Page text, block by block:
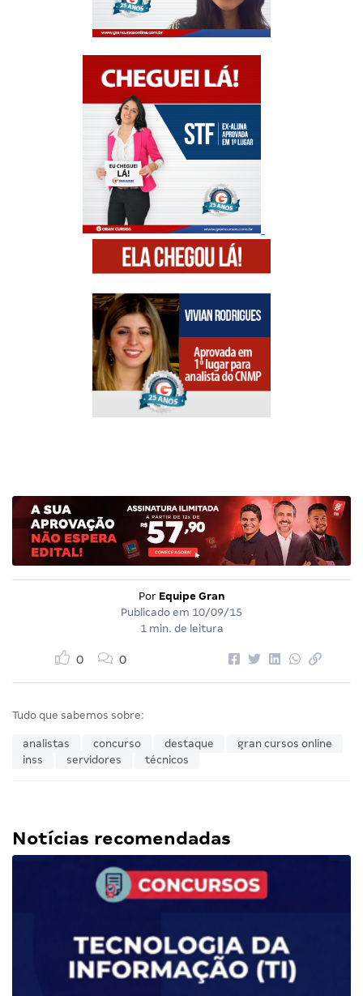
Por Equipe Gran
Publicado em 10/09/15
1 min. de leitura
0 0
Tudo que sabemos sobre:
analistas concurso destaque
gran cursos online
inss
servidores técnicos
Notícias recomendadas